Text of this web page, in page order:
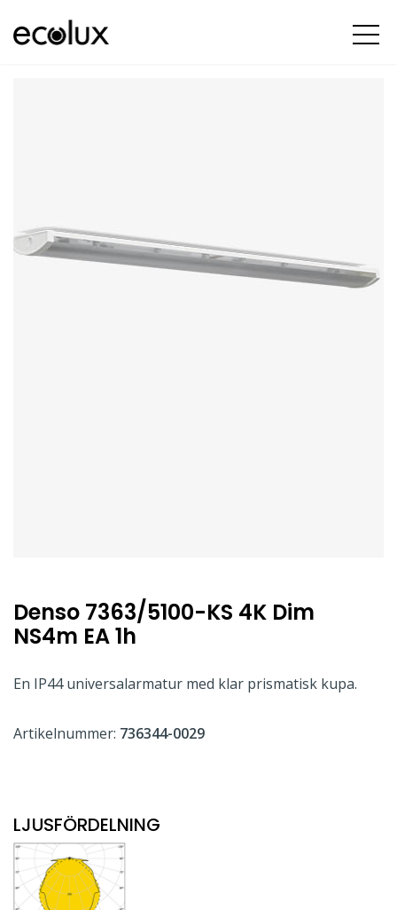
Denso 7363/5100-KS 4K Dim
NS4m EA 1h
En IP44 universalarmatur med klar prismatisk kupa.
Artikelnummer: 736344-0029
LJUSFÖRDELNING